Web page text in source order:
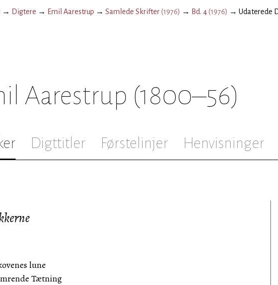
→ Digtere → Emil Aarestrup → Samlede Skrifter(1976) → Bd. 4(1976) → Udaterede
Aarestrup (1800–56)
Digttitler Førstelinjer Henvisninger
lune
Tætning